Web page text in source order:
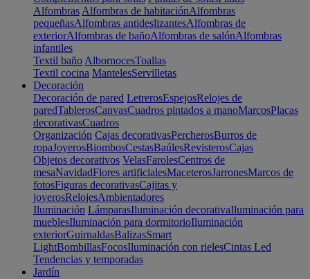
Alfombras Alfombras de habitaciónAlfombras
pequeñasAlfombras antideslizantesAlfombras de
exteriorAlfombras de bañoAlfombras de salónAlfombras
infantiles
Textil baño AlbornocesToallas
Textil cocina MantelesServilletas
Decoración
Decoración de pared LetrerosEspejosRelojes de
paredTablerosCanvasCuadros pintados a manoMarcosPlacas
decorativasCuadros
Organización Cajas decorativasPercherosBurros de
ropaJoyerosBiombosCestasBaúlesRevisterosCajas
Objetos decorativos VelasFarolesCentros de
mesaNavidadFlores artificialesMaceterosJarronesMarcos de
fotosFiguras decorativasCajitas y
joyerosRelojesAmbientadores
Iluminación LámparasIluminación decorativaIluminación para
mueblesIluminación para dormitorioIluminación
exteriorGuirnaldasBalizasSmart
LightBombillasFocosIluminación con rielesCintas Led
Tendencias y temporadas
Jardín